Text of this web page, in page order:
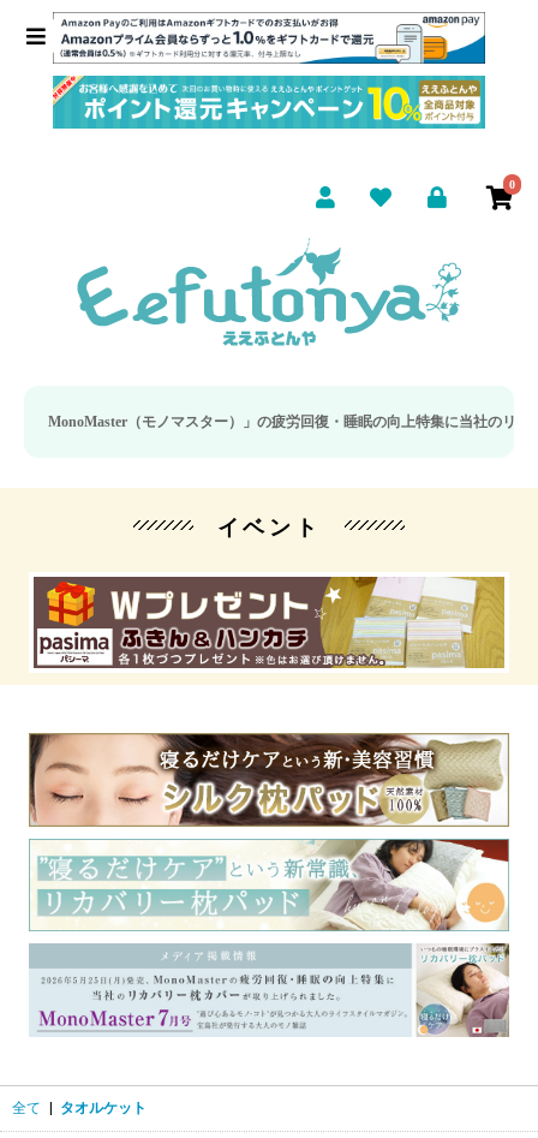
0
（モノマスター）」の疲労回復・睡眠の向上特集に当社のリカバリー枕カバー
イベント
全て タオルケット